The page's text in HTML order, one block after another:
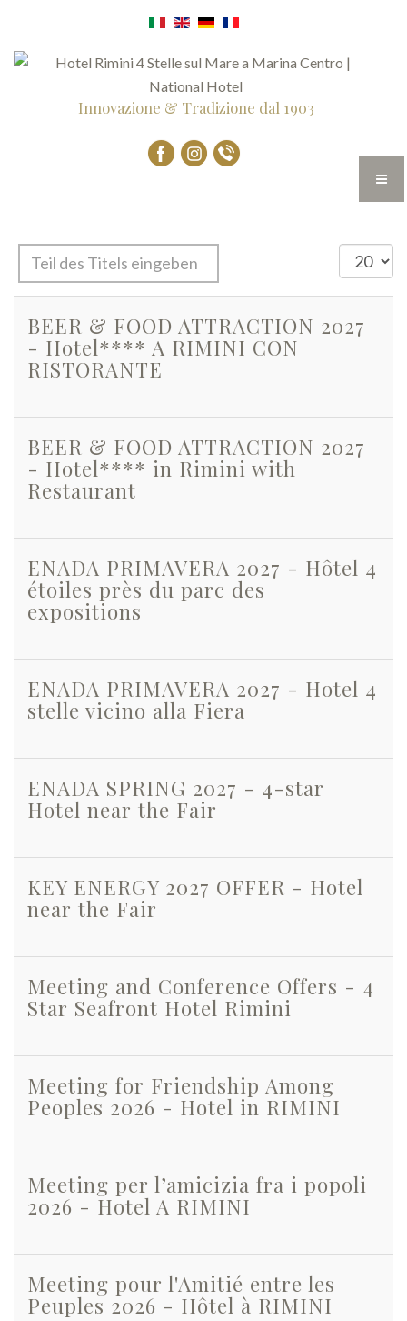
Innovazione & Tradizione dal 1903
Teil
des
Titels
eingeben
Anzeige
#
BEER & FOOD ATTRACTION 2027
- Hotel**** A RIMINI CON
RISTORANTE
BEER & FOOD ATTRACTION 2027
- Hotel**** in Rimini with
Restaurant
ENADA PRIMAVERA 2027 - Hôtel 4
étoiles près du parc des
expositions
ENADA PRIMAVERA 2027 - Hotel 4
stelle vicino alla Fiera
ENADA SPRING 2027 - 4-star
Hotel near the Fair
KEY ENERGY 2027 OFFER - Hotel
near the Fair
Meeting and Conference Offers - 4
Star Seafront Hotel Rimini
Meeting for Friendship Among
Peoples 2026 - Hotel in RIMINI
Meeting per l’amicizia fra i popoli
2026 - Hotel A RIMINI
Meeting pour l'Amitié entre les
Peuples 2026 - Hôtel à RIMINI